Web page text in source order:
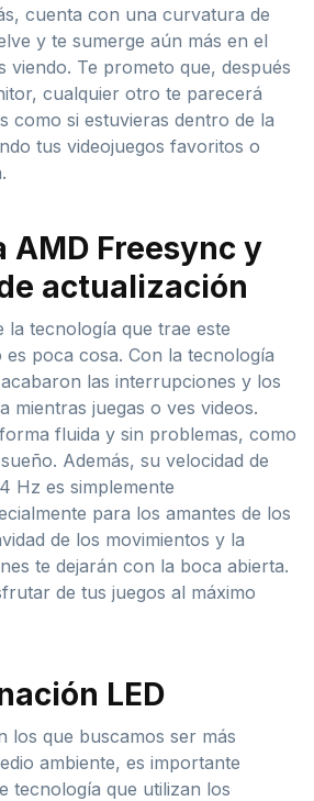
cuenta con una curvatura de
y te sumerge aún más en el
viendo. Te prometo que, después
cualquier otro te parecerá
como si estuvieras dentro de la
tus videojuegos favoritos o
AMD Freesync y
actualización
la tecnología que trae este
poca cosa. Con la tecnología
las interrupciones y los
mientras juegas o ves videos.
fluida y sin problemas, como
Además, su velocidad de
Hz es simplemente
para los amantes de los
de los movimientos y la
te dejarán con la boca abierta.
de tus juegos al máximo
LED
los que buscamos ser más
ambiente, es importante
tecnología que utilizan los